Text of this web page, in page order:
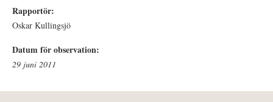
Rapportör:
Oskar Kullingsjö
Datum för observation:
29 juni 2011